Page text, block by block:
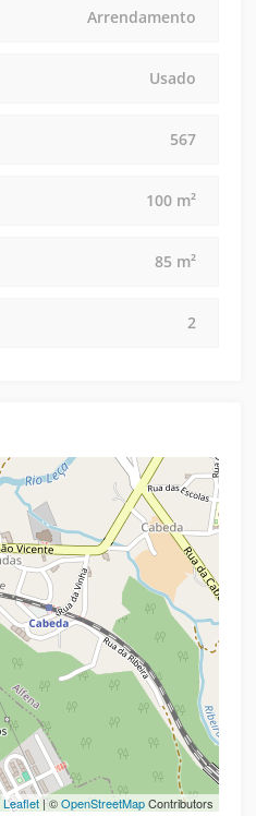
Arrendamento
Usado
567
100 m²
85 m²
2
Leaflet| ©OpenStreetMapContributors